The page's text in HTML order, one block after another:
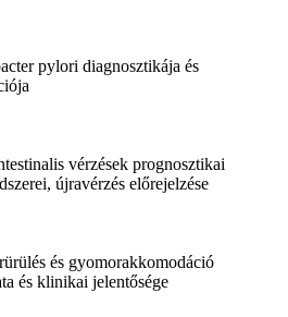
pylori diagnosztikája és
vérzések prognosztikai
újravérzés előrejelzése
és gyomorakkomodáció
és klinikai jelentősége